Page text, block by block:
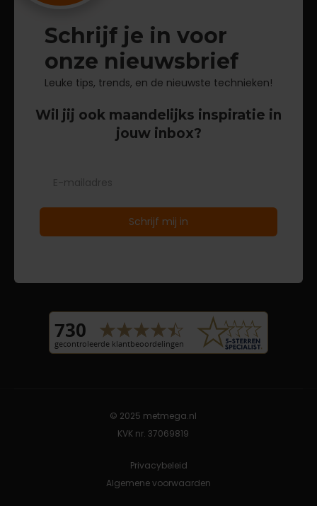
Schrijf je in voor
onze nieuwsbrief
Leuke tips, trends, en de nieuwste technieken!
Wil jij ook maandelijks inspiratie in
jouw inbox?
© 2025 metmega.nl
KVK nr. 37069819
Privacybeleid
Algemene voorwaarden